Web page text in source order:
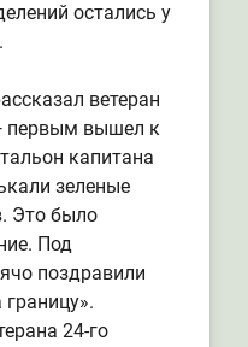
остались у
ветеран
первым вышел к
капитана
зеленые
Это было
Под
поздравили
24-го